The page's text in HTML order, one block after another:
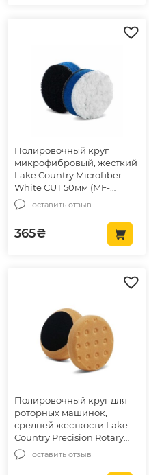
Полировочный круг
микрофибровый, жесткий
Lake Country Microfiber
White CUT 50мм (MF-
225CUT)оставить отзыв
365₴
Полировочный круг для
роторных машинок,
средней жесткости Lake
Country Precision Rotary
Orange Foam 76мм (PR-
24400-CCS)
оставить отзыв